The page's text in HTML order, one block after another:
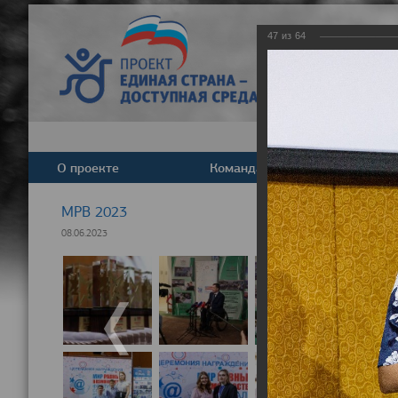
О проекте Команда
МРВ 2023
08.06.2023
47 из 64